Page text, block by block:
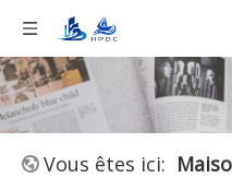
Vous êtes ici: